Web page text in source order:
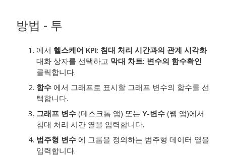
방법 - 투
에서 헬스케어 KPI: 침대 처리 시간과의 관계 시각화
대화 상자를 선택하고 막대 차트: 변수의 함수확인
클릭합니다.
함수 에서 그래프로 표시할 그래프 변수의 함수를 선
택합니다.
그래프 변수 (데스크톱 앱) 또는 Y-변수 (웹 앱)에서
침대 처리 시간 열을 입력합니다.
범주형 변수 에 그룹을 정의하는 범주형 데이터 열을
입력합니다.